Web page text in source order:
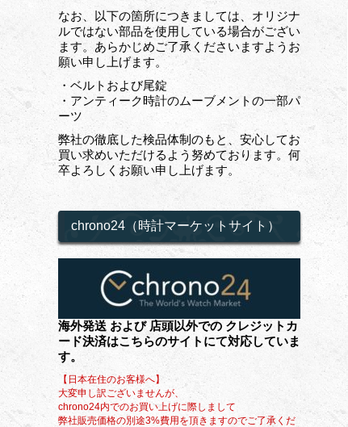
なお、以下の箇所につきましては、オリジナ
ルではない部品を使用している場合がござい
ます。あらかじめご了承くださいますようお
願い申し上げます。
・ベルトおよび尾錠
・アンティーク時計のムーブメントの一部パ
ーツ
弊社の徹底した検品体制のもと、安心してお
買い求めいただけるよう努めております。何
卒よろしくお願い申し上げます。
chrono24（時計マーケットサイト）
海外発送 および 店頭以外での クレジットカ
ード決済はこちらのサイトにて対応していま
す。
【日本在住のお客様へ】
大変申し訳ございませんが、
chrono24内でのお買い上げに際しまして
弊社販売価格の別途3%費用を頂きますのでご了承くだ